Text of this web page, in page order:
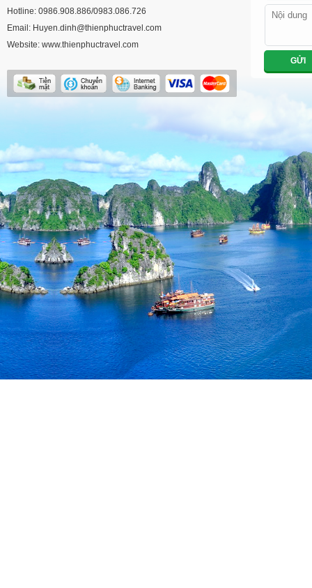
Hotline: 0986.908.886/0983.086.726
Email: Huyen.dinh@thienphuctravel.com
Website: www.thienphuctravel.com
GỬI